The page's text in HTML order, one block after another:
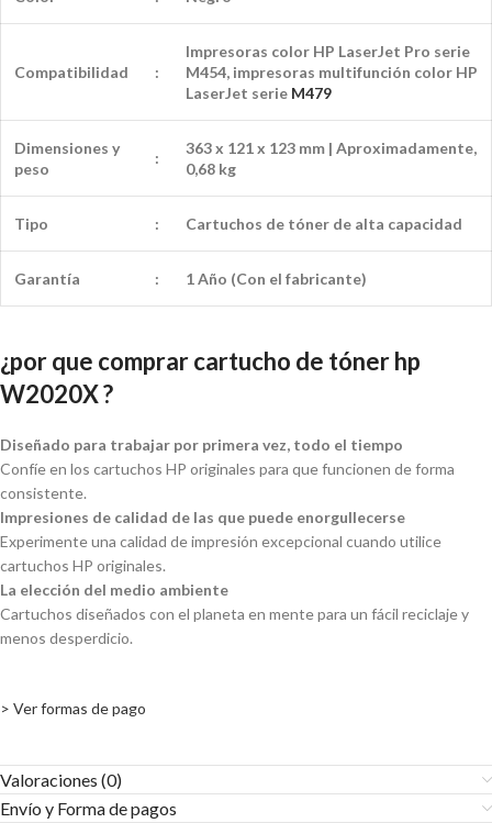
Compatibilidad :
Impresoras color HP LaserJet Pro serie
M454, impresoras multifunción color HP
LaserJet serie M479
Dimensiones y
peso
:
363 x 121 x 123 mm | Aproximadamente,
0,68 kg
Tipo : Cartuchos de tóner de alta capacidad
Garantía : 1 Año (Con el fabricante)
¿por que comprar cartucho de tóner hp
W2020X ?
Diseñado para trabajar por primera vez, todo el tiempo
Confíe en los cartuchos HP originales para que funcionen de forma
consistente.
Impresiones de calidad de las que puede enorgullecerse
Experimente una calidad de impresión excepcional cuando utilice
cartuchos HP originales.
La elección del medio ambiente
Cartuchos diseñados con el planeta en mente para un fácil reciclaje y
menos desperdicio.
> Ver formas de pago
Valoraciones (0)
Envío y Forma de pagos​